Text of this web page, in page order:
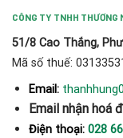
CÔNG TY TNHH THƯƠNG
51/8 Cao Thắng,
Mã số thuế:
Email:
Email nhận hoá
Điện thoại: 028